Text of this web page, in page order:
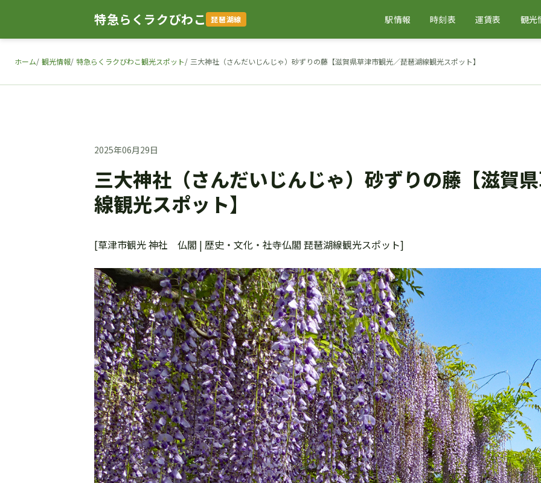
特急らくラクびわこ 琵琶湖線 駅情報 時刻表 運賃表 観光
ホーム 観光情報 特急らくラクびわこ観光スポット 三大神社（さんだいじんじゃ）砂ずりの藤【滋賀県草津市観光／琵琶湖線観光スポット】
2025年06月29日
三大神社（さんだいじんじゃ）砂ずりの藤【滋賀
線観光スポット】
[草津市観光 神社 仏閣 | 歴史・文化・社寺仏閣 琵琶湖線観光スポット]